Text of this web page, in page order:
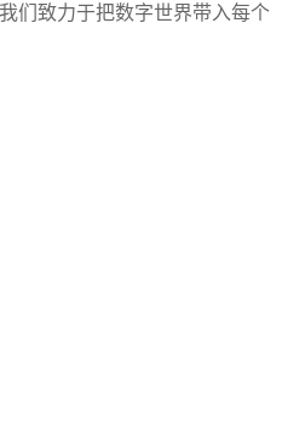
们致力于把数字世界带入每个